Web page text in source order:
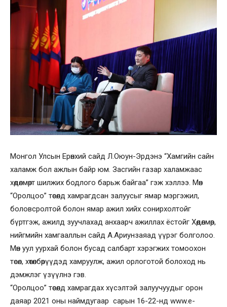
Монгол Улсын Ерөнхий сайд Л.Оюун-Эрдэнэ “Хамгийн сайн
халамж бол ажлын байр юм. Засгийн газар халамжаас
хөдөлмөрт шилжих бодлого барьж байгаа” гэж хэллээ. Мөн
“Оролцоо” төсөлд хамрагдсан залуусыг ямар мэргэжил,
боловсролтой болон ямар ажил хийх сонирхолтойг
бүртгэж, ажилд зуучлахад анхаарч ажиллах ёстойг Хөдөлмөр,
нийгмийн хамгааллын сайд А.Ариунзаяад үүрэг болголоо.
Мөн уул уурхай болон бусад салбарт хэрэгжих томоохон
төсөл, хөтөлбөрүүдэд хамруулж, ажил орлоготой болоход нь
дэмжлэг үзүүлнэ гэв.
“Оролцоо” төсөлд хамрагдах хүсэлтэй залуучуудыг орон
даяар 2021 оны наймдугаар сарын 16-22-нд www.e-